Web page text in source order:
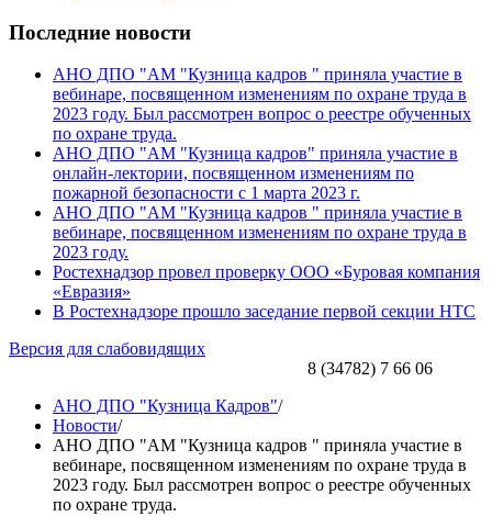
Последние новости
АНО ДПО "АМ "Кузница кадров " приняла участие в
вебинаре, посвященном изменениям по охране труда в
2023 году. Был рассмотрен вопрос о реестре обученных
по охране труда.
АНО ДПО "АМ "Кузница кадров" приняла участие в
онлайн-лектории, посвященном изменениям по
пожарной безопасности с 1 марта 2023 г.
АНО ДПО "АМ "Кузница кадров " приняла участие в
вебинаре, посвященном изменениям по охране труда в
2023 году.
Ростехнадзор провел проверку ООО «Буровая компания
«Евразия»
В Ростехнадзоре прошло заседание первой секции НТС
Версия для слабовидящих
8 (34782) 7 66 06
АНО ДПО "Кузница Кадров"/
Новости/
АНО ДПО "АМ "Кузница кадров " приняла участие в
вебинаре, посвященном изменениям по охране труда в
2023 году. Был рассмотрен вопрос о реестре обученных
по охране труда.